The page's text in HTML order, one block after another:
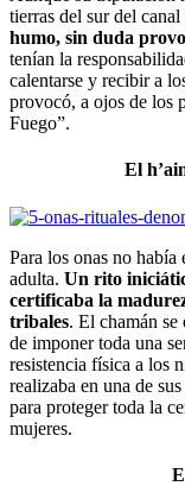
tierras del sur del
humo, sin duda
tenían la
calentarse y recibir a
provocó, a ojos de los
Fuego”.
El
Para los onas no había
adulta. Un rito
certificaba la
tribales. El chamán se
de imponer toda una
resistencia física a los
realizaba en una de
para proteger toda la
mujeres.